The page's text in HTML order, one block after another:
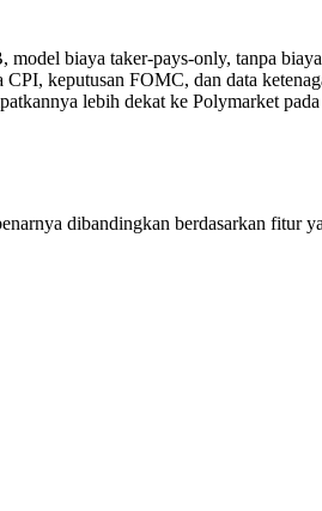
biaya taker-pays-only, tanpa
keputusan FOMC, dan data
lebih dekat ke Polymarket
dibandingkan berdasarkan fitur